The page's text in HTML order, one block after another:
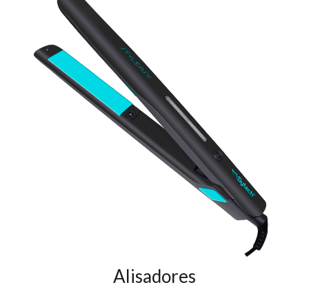
Alisadores